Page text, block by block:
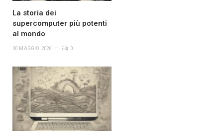
La storia dei
supercomputer più potenti
al mondo
30 MAGGIO 2026 0